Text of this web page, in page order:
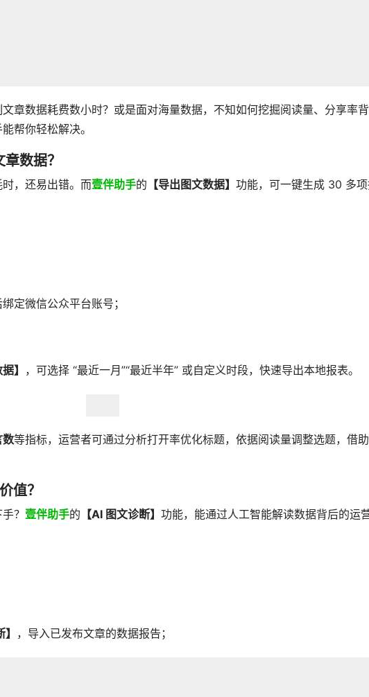
章数据耗费数小时？或是面对海量数据，不知如何挖掘阅读量、分享率
帮你轻松解决。
数据？
，还易出错。而壹伴助手的 【导出图文数据】 功能，可一键生成 30 多
定微信公众平台账号；
】 ，可选择 “最近一月”“最近半年” 或自定义时段，快速导出本地报表。
数等指标，运营者可通过分析打开率优化标题，依据阅读量调整选题，借
值？
？ 壹伴助手的 【AI 图文诊断】 功能，能通过人工智能解读数据背后的运
，导入已发布文章的数据报告；